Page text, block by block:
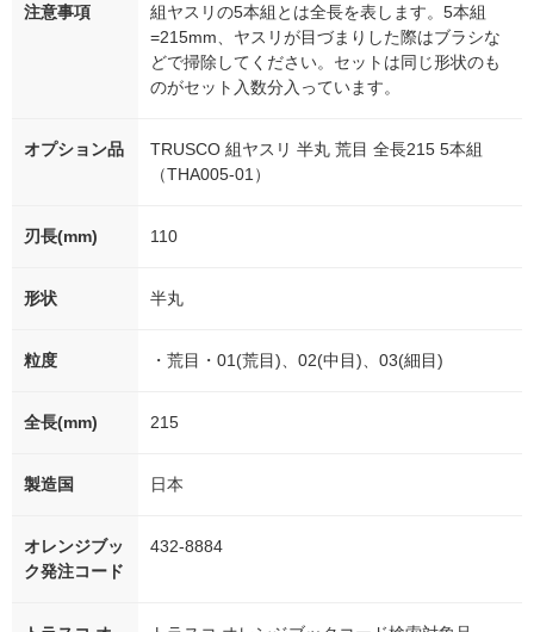
注意事項
組ヤスリの5本組とは全長を表します。5本組
=215mm、ヤスリが目づまりした際はブラシな
どで掃除してください。セットは同じ形状のも
のがセット入数分入っています。
オプション品
TRUSCO 組ヤスリ 半丸 荒目 全長215 5本組
（THA005-01）
刃長(mm) 110
形状 半丸
粒度 ・荒目・01(荒目)、02(中目)、03(細目)
全長(mm) 215
製造国 日本
オレンジブッ
ク発注コード
432-8884